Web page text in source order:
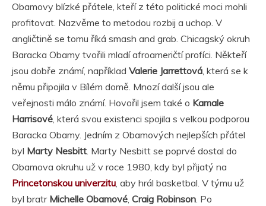
Obamovy blízké přátele, kteří z této politické moci mohli
profitovat. Nazvěme to metodou rozbij a uchop. V
angličtině se tomu říká smash and grab. Chicagský okruh
Baracka Obamy tvořili mladí afroameričtí profíci. Někteří
jsou dobře známí, například Valerie Jarrettová, která se k
němu připojila v Bílém domě. Mnozí další jsou ale
veřejnosti málo známí. Hovořil jsem také o Kamale
Harrisové, která svou existenci spojila s velkou podporou
Baracka Obamy. Jedním z Obamových nejlepších přátel
byl Marty Nesbitt. Marty Nesbitt se poprvé dostal do
Obamova okruhu už v roce 1980, kdy byl přijatý na
Princetonskou univerzitu, aby hrál basketbal. V týmu už
byl bratr Michelle Obamové, Craig Robinson. Po